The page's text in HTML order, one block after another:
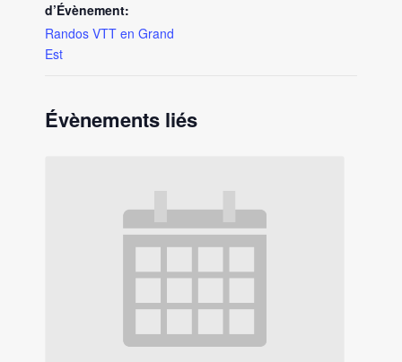
d’Évènement:
Randos VTT en Grand
Est
Évènements liés